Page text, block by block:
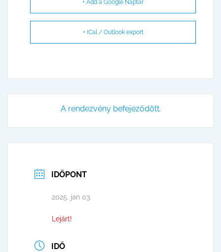
+ Add a Google Naptár
+ iCal / Outlook export
A rendezvény befejeződött.
IDŐPONT
2025. jan 03.
Lejárt!
IDŐ